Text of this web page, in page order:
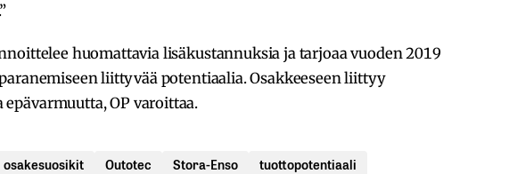
huomattavia lisäkustannuksia ja tarjoaa vuoden 2019
liittyvää potentiaalia. Osakkeeseen liittyy
OP varoittaa.
osakesuosikit Outotec Stora-Enso tuottopotentiaali